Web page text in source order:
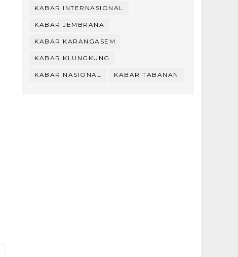
KABAR INTERNASIONAL
KABAR JEMBRANA
KABAR KARANGASEM
KABAR KLUNGKUNG
KABAR NASIONAL KABAR TABANAN